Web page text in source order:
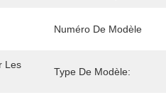
Numéro De Modèle
Les
Type De Modèle: